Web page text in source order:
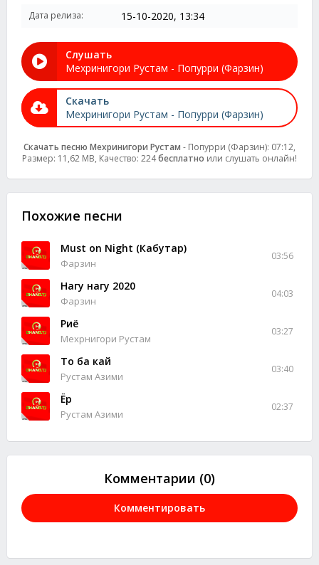
Дата релиза: 15-10-2020, 13:34
Слушать
Мехринигори Рустам - Попурри (Фарзин)
Скачать
Мехринигори Рустам - Попурри (Фарзин)
Скачать песню Мехринигори Рустам - Попурри (Фарзин): 07:12,
Размер: 11,62 MB, Качество: 224бесплатно или слушать онлайн!
Похожие песни
Must on Night (Кабутар)
Фарзин
03:56
Нагу нагу 2020
Фарзин
04:03
Риё
Мехрнигори Рустам
03:27
То ба кай
Рустам Азими
03:40
Ёр
Рустам Азими
02:37
Комментарии (0)
Комментировать